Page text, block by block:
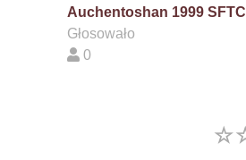
Auchentoshan 1999 SFTC
Głosowało
0